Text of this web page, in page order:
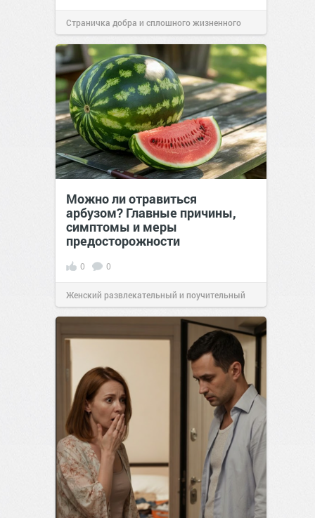
Страничка добра и сплошного жизненного
позитива!10:38Вчера
Можно ли отравиться
арбузом? Главные причины,
симптомы и меры
предосторожности
0 0
Женский развлекательный и поучительный
сайт.23:4206 авг 2026